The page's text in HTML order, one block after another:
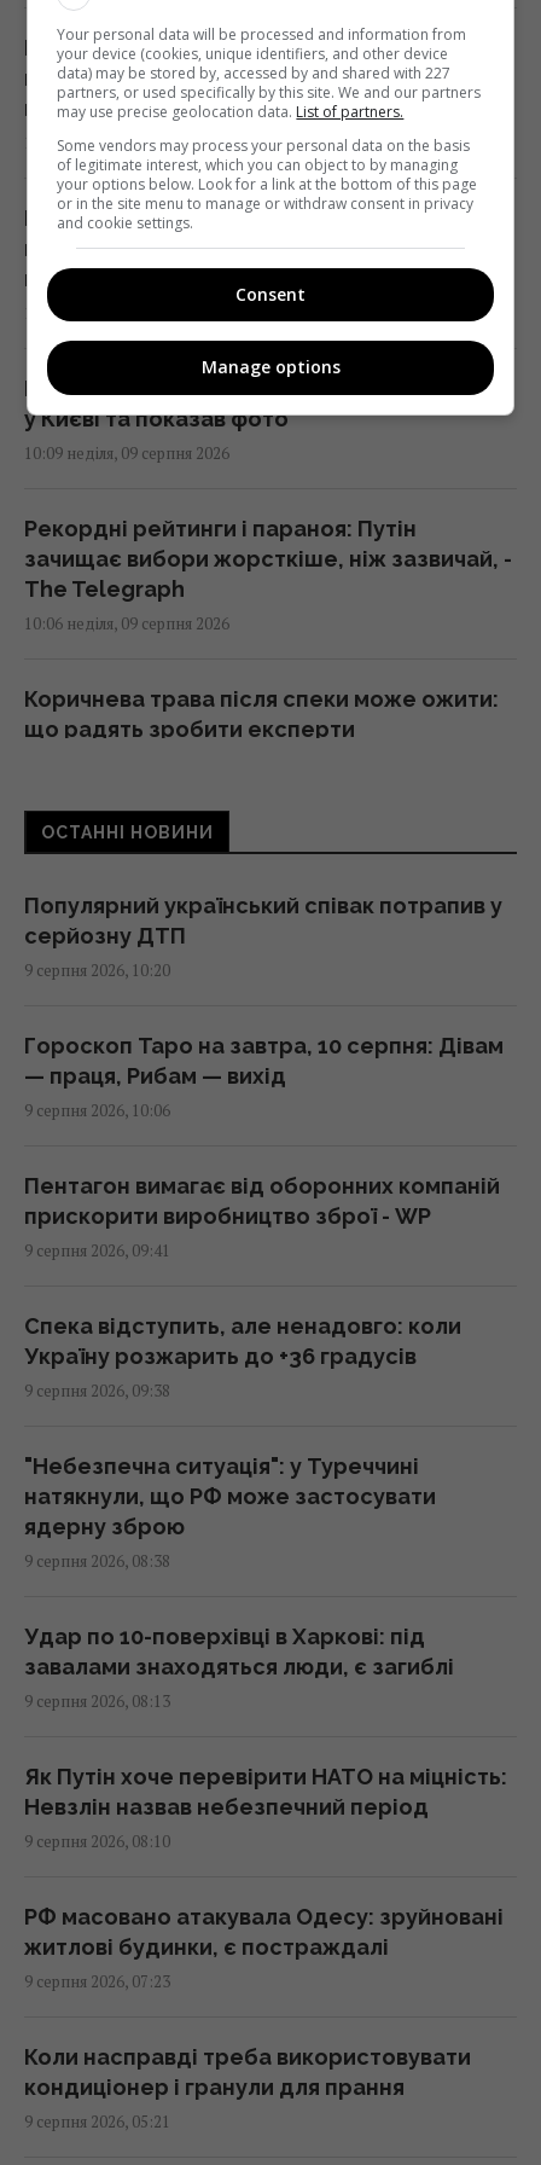
Росія готує масштабні удари по Києву
напередодні 24 серпня: в ISW розкрили цілі
ворога
10:21 неділя, 09 серпня 2026
Росія завдала по Одесі масованого удару:
немає світла та води, багато
постраждалих
10:12 неділя, 09 серпня 2026
Відомий український співак потрапив у ДТП
у Києві та показав фото
10:09 неділя, 09 серпня 2026
Рекордні рейтинги і параноя: Путін
зачищає вибори жорсткіше, ніж зазвичай, -
The Telegraph
10:06 неділя, 09 серпня 2026
Коричнева трава після спеки може ожити:
що радять зробити експерти
ЗСУ взяли у полон Мохамеда Салаха:
зіркового футболіста
09:46 неділя, 09 серпня 2026
вклало в ремонт 2,5 млн грн: як її
облаштували
09:38 неділя, 09 серпня 2026
Окупанти вдарили по 10-поверхівці в
Харкові: зруйновані верхні поверхи, є
загиблі
Деякі жінки можуть вийти на пенсію раніше
за 60 років: як скористатия пільгою
Каспрів Верх: піднятися на одну з
найвищих гір Татр – і не лише вижити, а й
зекономити 2000 гривень
Основний напрямок – Одещина: у
Повітряних силах розкрили деталі
Війна в Ірані послабила США, тепер Росія та
Гороскоп на 9 серпня за картами Таро:
9 серпня сильна спека остаточно покине
ОСТАННІ НОВИНИ
Популярний український співак потрапив у
серйозну ДТП
9 серпня 2026, 10:20
Гороскоп Таро на завтра, 10 серпня: Дівам
— праця, Рибам — вихід
9 серпня 2026, 10:06
Пентагон вимагає від оборонних компаній
прискорити виробництво зброї - WP
9 серпня 2026, 09:41
Спека відступить, але ненадовго: коли
Україну розжарить до +36 градусів
9 серпня 2026, 09:38
"Небезпечна ситуація": у Туреччині
натякнули, що РФ може застосувати
ядерну зброю
9 серпня 2026, 08:38
Удар по 10-поверхівці в Харкові: під
завалами знаходяться люди, є загиблі
9 серпня 2026, 08:13
Як Путін хоче перевірити НАТО на міцність:
Невзлін назвав небезпечний період
9 серпня 2026, 08:10
РФ масовано атакувала Одесу: зруйновані
житлові будинки, є постраждалі
9 серпня 2026, 07:23
Коли насправді треба використовувати
кондиціонер і гранули для прання
9 серпня 2026, 05:21
Your personal data will be processed and information from
your device (cookies, unique identifiers, and other device
data) may be stored by, accessed by and shared with 227
partners, or used specifically by this site. We and our partners
may use precise geolocation data. List of partners.
Some vendors may process your personal data on the basis
of legitimate interest, which you can object to by managing
your options below. Look for a link at the bottom of this page
or in the site menu to manage or withdraw consent in privacy
and cookie settings.
Consent
Manage options